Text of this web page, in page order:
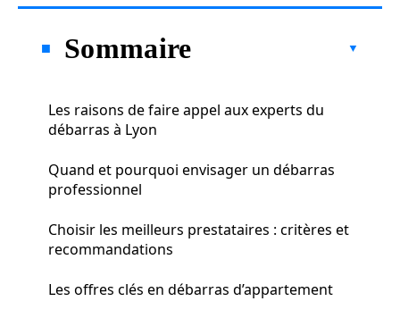
Sommaire
Les raisons de faire appel aux experts du
débarras à Lyon
Quand et pourquoi envisager un débarras
professionnel
Choisir les meilleurs prestataires : critères et
recommandations
Les offres clés en débarras d’appartement